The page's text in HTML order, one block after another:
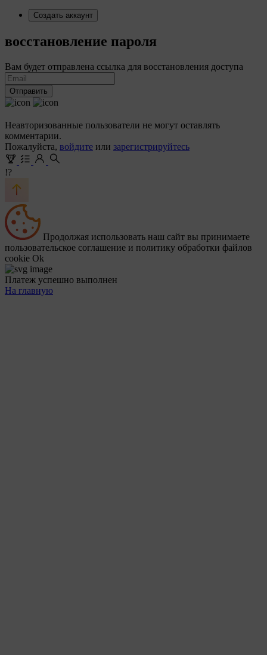
Создать аккаунт
восстановление пароля
Вам будет отправлена ссылка для восстановления доступа
Отправить
Неавторизованные пользователи не могут оставлять
комментарии.
Пожалуйста, войдите или зарегистрируйтесь
!?
Продолжая использовать наш сайт вы принимаете
пользовательское соглашение и политику обработки файлов
cookie Ok
Платеж успешно выполнен
На главную